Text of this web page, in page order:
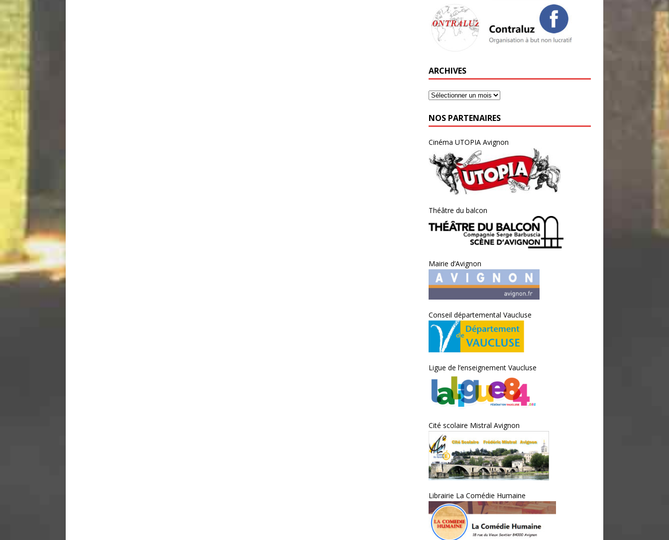
ARCHIVES
NOS PARTENAIRES
Cinéma UTOPIA Avignon
Théâtre du balcon
Mairie d’Avignon
Conseil départemental Vaucluse
Ligue de l’enseignement Vaucluse
Cité scolaire Mistral Avignon
Librairie La Comédie Humaine